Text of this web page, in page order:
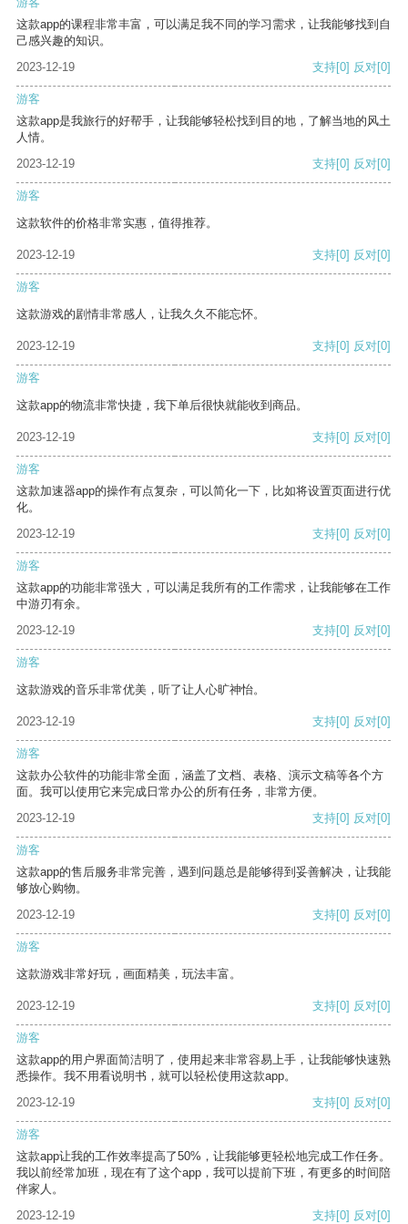
这款app的课程非常丰富，可以满足我不同的学习需求，让我能够找到自
己感兴趣的知识。
2023-12-19
支持[0] 反对[0]
游客
这款app是我旅行的好帮手，让我能够轻松找到目的地，了解当地的风土
人情。
2023-12-19
支持[0] 反对[0]
游客
这款软件的价格非常实惠，值得推荐。
2023-12-19 支持[0] 反对[0]
游客
这款游戏的剧情非常感人，让我久久不能忘怀。
2023-12-19 支持[0] 反对[0]
游客
这款app的物流非常快捷，我下单后很快就能收到商品。
2023-12-19 支持[0] 反对[0]
游客
这款加速器app的操作有点复杂，可以简化一下，比如将设置页面进行优
化。
2023-12-19
支持[0] 反对[0]
游客
这款app的功能非常强大，可以满足我所有的工作需求，让我能够在工作
中游刃有余。
2023-12-19
支持[0] 反对[0]
游客
这款游戏的音乐非常优美，听了让人心旷神怡。
2023-12-19 支持[0] 反对[0]
游客
这款办公软件的功能非常全面，涵盖了文档、表格、演示文稿等各个方
面。我可以使用它来完成日常办公的所有任务，非常方便。
2023-12-19
支持[0] 反对[0]
游客
这款app的售后服务非常完善，遇到问题总是能够得到妥善解决，让我能
够放心购物。
2023-12-19
支持[0] 反对[0]
游客
这款游戏非常好玩，画面精美，玩法丰富。
2023-12-19 支持[0] 反对[0]
游客
这款app的用户界面简洁明了，使用起来非常容易上手，让我能够快速熟
悉操作。我不用看说明书，就可以轻松使用这款app。
2023-12-19
支持[0] 反对[0]
游客
这款app让我的工作效率提高了50%，让我能够更轻松地完成工作任务。
我以前经常加班，现在有了这个app，我可以提前下班，有更多的时间陪
伴家人。
2023-12-19
支持[0] 反对[0]